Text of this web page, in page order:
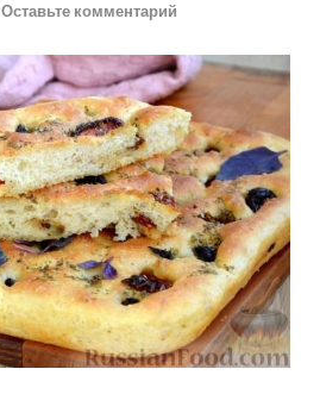
Оставьте комментарий